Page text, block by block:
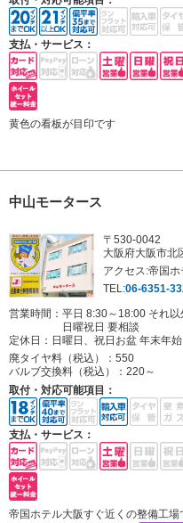
支払・サービス：
黄色の看板が目印です
中山モータース
〒530-0042
大阪府大阪市北
アクセス:帝国
TEL:06-6351-
営業時間：平日 8:30～18:00 それ以
日曜祝日 要相談
定休日： 日曜日、祝日お盆 年末年始
廃タイヤ料（税込）： 550
バルブ交換料（税込）： 220～
取付・対応可能項目：
支払・サービス：
帝国ホテル大阪すぐ近くの整備工